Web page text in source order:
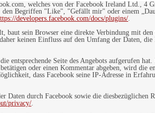
welches von der Facebook Ireland Ltd.,
Begriffen "Like", "Gefällt mir" oder einem
developers.facebook.com/docs/plugins/.
baut sein Browser eine direkte Verbindung mit
keinen Einfluss auf den Umfang der Daten,
Seite des Angebots aufgerufen
oder einen Kommentar abgeben, wird
dass Facebook seine IP-Adresse in
durch Facebook sowie die
privacy/.